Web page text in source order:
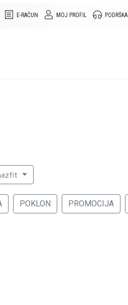
PODRŠKA
MOJ PROFIL
E-RAČUN
POKLON PROMOCIJA